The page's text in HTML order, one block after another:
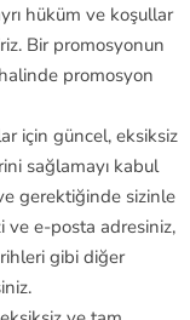
hüküm ve koşullar
Bir promosyonun
promosyon
için güncel, eksiksiz
sağlamayı kabul
gerektiğinde sizinle
ve e-posta adresiniz,
gibi diğer